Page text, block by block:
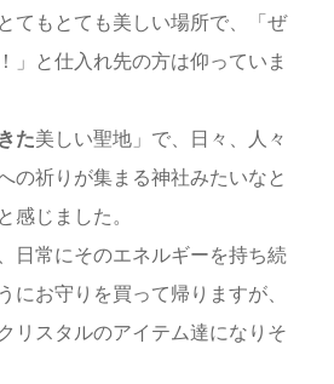
てもとても美しい場所で、「ぜ
」と仕入れ先の方は仰っていま
た美しい聖地」で、日々、人々
の祈りが集まる神社みたいなと
感じました。
日常にそのエネルギーを持ち続
にお守りを買って帰りますが、
リスタルのアイテム達になりそ